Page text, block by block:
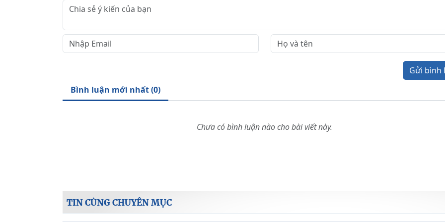
Gửi bình
Bình luận mới nhất (0)
Chưa có bình luận nào cho bài viết này.
TIN CÙNG CHUYÊN MỤC